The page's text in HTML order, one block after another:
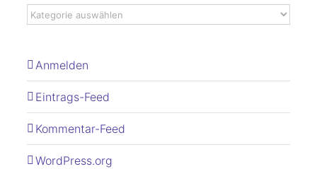
Anmelden
Eintrags-Feed
Kommentar-Feed
WordPress.org